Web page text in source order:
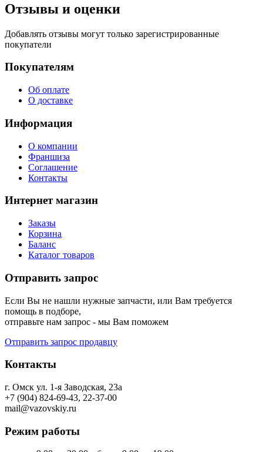
Отзывы и оценки
Добавлять отзывы могут только зарегистрированные
покупатели
Покупателям
Об оплате
О доставке
Информация
О компании
Франшиза
Соглашение
Контакты
Интернет магазин
Заказы
Корзина
Баланс
Каталог товаров
Отправить запрос
Если Вы не нашли нужные запчасти, или Вам требуется
помощь в подборе,
отправьте нам запрос - мы Вам поможем
Отправить запрос продавцу
Контакты
г. Омск ул. 1-я Заводская, 23а
+7 (904) 824-69-43, 22-37-00
mail@vazovskiy.ru
Режим работы